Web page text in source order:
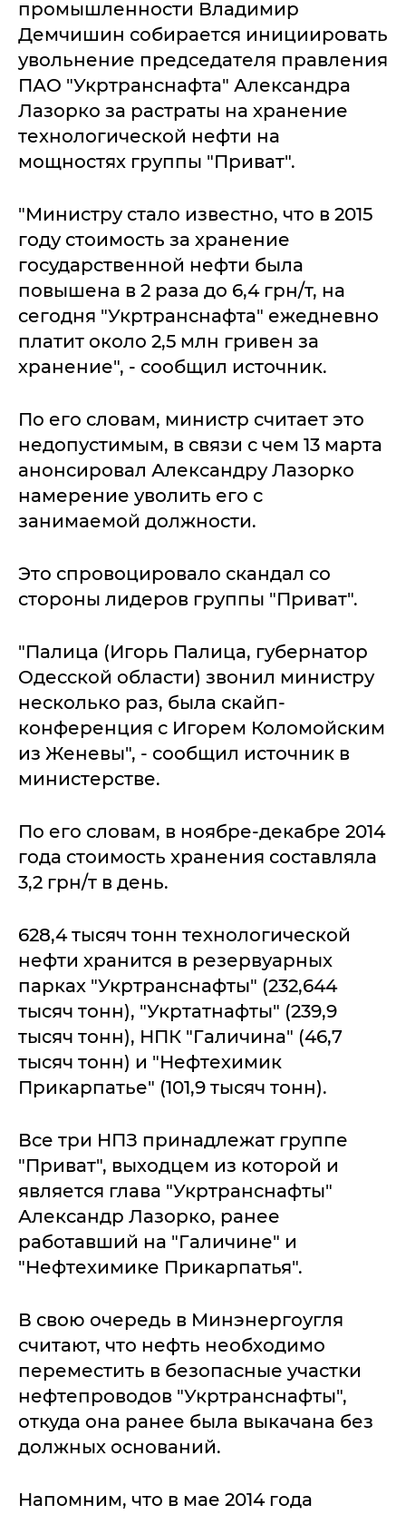
промышленности Владимир
Демчишин собирается инициировать
увольнение председателя правления
ПАО "Укртранснафта" Александра
Лазорко за растраты на хранение
технологической нефти на
мощностях группы "Приват".
"Министру стало известно, что в 2015
году стоимость за хранение
государственной нефти была
повышена в 2 раза до 6,4 грн/т, на
сегодня "Укртранснафта" ежедневно
платит около 2,5 млн гривен за
хранение", - сообщил источник.
По его словам, министр считает это
недопустимым, в связи с чем 13 марта
анонсировал Александру Лазорко
намерение уволить его с
занимаемой должности.
Это спровоцировало скандал со
стороны лидеров группы "Приват".
"Палица (Игорь Палица, губернатор
Одесской области) звонил министру
несколько раз, была скайп-
конференция с Игорем Коломойским
из Женевы", - сообщил источник в
министерстве.
По его словам, в ноябре-декабре 2014
года стоимость хранения составляла
3,2 грн/т в день.
628,4 тысяч тонн технологической
нефти хранится в резервуарных
парках "Укртранснафты" (232,644
тысяч тонн), "Укртатнафты" (239,9
тысяч тонн), НПК "Галичина" (46,7
тысяч тонн) и "Нефтехимик
Прикарпатье" (101,9 тысяч тонн).
Все три НПЗ принадлежат группе
"Приват", выходцем из которой и
является глава "Укртранснафты"
Александр Лазорко, ранее
работавший на "Галичине" и
"Нефтехимике Прикарпатья".
В свою очередь в Минэнергоугля
считают, что нефть необходимо
переместить в безопасные участки
нефтепроводов "Укртранснафты",
откуда она ранее была выкачана без
должных оснований.
Напомним, что в мае 2014 года